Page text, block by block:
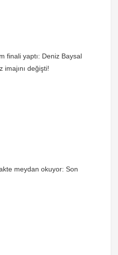
finali yaptı: Deniz Baysal
imajını değişti!
meydan okuyor: Son